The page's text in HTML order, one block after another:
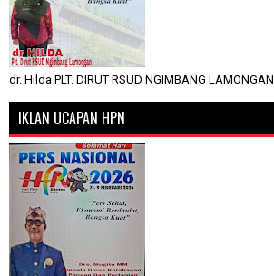
dr. Hilda PLT. DIRUT RSUD NGIMBANG LAMONGAN
IKLAN UCAPAN HPN